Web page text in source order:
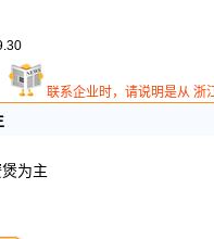
联系企业时，请说明是从 浙
为主